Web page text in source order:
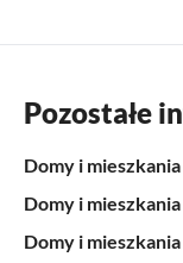
Pozostałe
Domy i
Domy i
Domy i